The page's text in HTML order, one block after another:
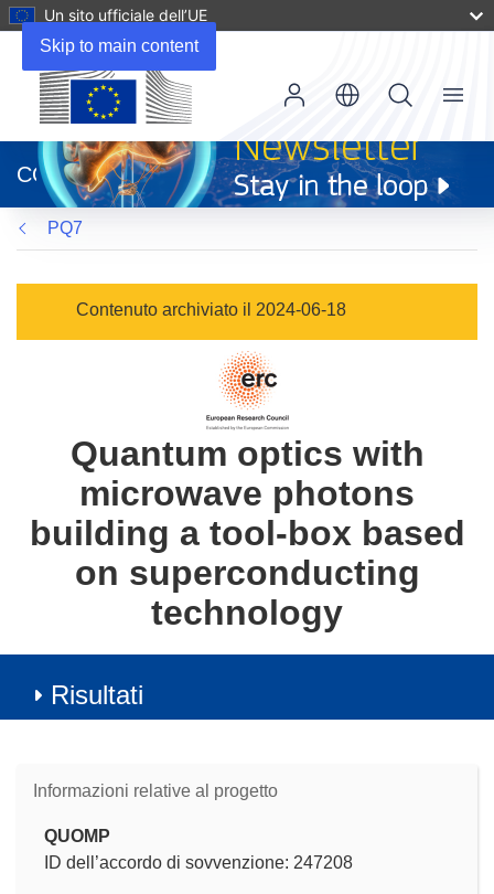
Skip to main content
Un sito ufficiale dell’UE
apre
in
una
nuova
finestra)
CORDIS
Menu
PQ7
Contenuto archiviato il 2024-06-18
Quantum optics with
microwave photons
building a tool-box based
on superconducting
technology
Risultati
Informazioni relative al progetto
QUOMP
ID dell’accordo di sovvenzione: 247208